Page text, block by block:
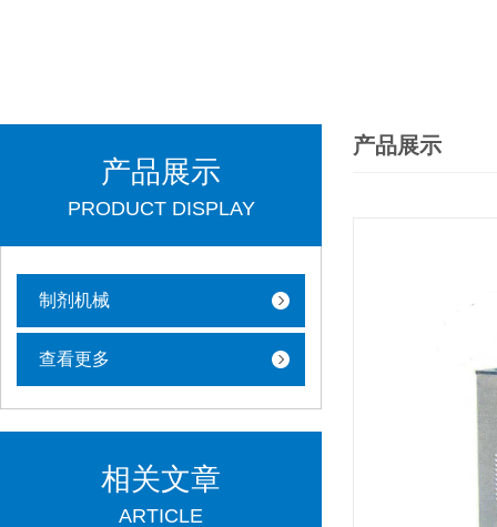
产品展示
PRODUCT DISPLAY
制剂机械
查看更多
相关文章
ARTICLE
产品展示